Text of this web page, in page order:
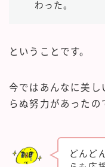
わった。
ということです。
今ではあんなに美し
らぬ努力があったの
どんど